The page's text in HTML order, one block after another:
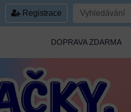
Registrace
DOPRAVA ZDARMA